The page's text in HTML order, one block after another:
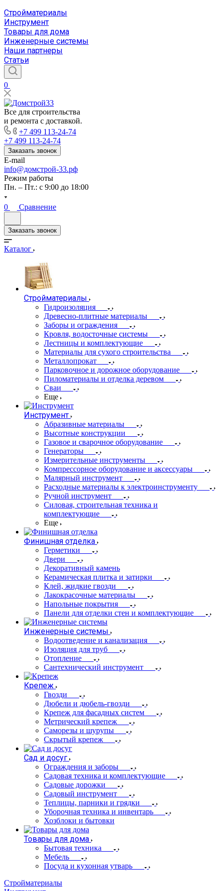
Стройматериалы
Инструмент
Товары для дома
Инженерные системы
Наши партнеры
Статьи
0
Все для строительства
и ремонта с доставкой.
+7 499 113-24-74
+7 499 113-24-74
Заказать звонок
E-mail
info@домстрой-33.рф
Режим работы
Пн. – Пт.: с 9:00 до 18:00
0 Сравнение
Заказать звонок
Каталог
Стройматериалы
Гидроизоляция
Древесно-плитные материалы
Заборы и ограждения
Кровля, водосточные системы
Лестницы и комплектующие
Материалы для сухого строительства
Металлопрокат
Парковочное и дорожное оборудование
Пиломатериалы и отделка деревом
Сваи
Еще
Инструмент
Абразивные материалы
Высотные конструкции
Газовое и сварочное оборудование
Генераторы
Измерительные инструменты
Компрессорное оборудование и аксессуары
Малярный инструмент
Расходные материалы к электроинструменту
Ручной инструмент
Силовая, строительная техника и
комплектующие
Еще
Финишная отделка
Герметики
Двери
Декоративный камень
Керамическая плитка и затирки
Клей, жидкие гвозди
Лакокрасочные материалы
Напольные покрытия
Панели для отделки стен и комплектующие
Инженерные системы
Водоотведение и канализация
Изоляция для труб
Отопление
Сантехнический инструмент
Крепеж
Гвозди
Дюбели и дюбель-гвозди
Крепеж для фасадных систем
Метрический крепеж
Саморезы и шурупы
Скрытый крепеж
Сад и досуг
Ограждения и заборы
Садовая техника и комплектующие
Садовые дорожки
Садовый инструмент
Теплицы, парники и грядки
Уборочная техника и инвентарь
Хозблоки и бытовки
Товары для дома
Бытовая техника
Мебель
Посуда и кухонная утварь
Стройматериалы